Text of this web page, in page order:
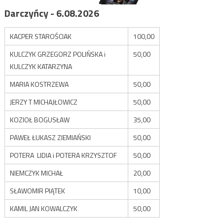
Darczyńcy - 6.08.2026
KACPER STAROŚCIAK
100,00
KULCZYK GRZEGORZ POLIŃSKA i
KULCZYK KATARZYNA
50,00
MARIA KOSTRZEWA
50,00
JERZY T MICHAJŁOWICZ
50,00
KOZIOŁ BOGUSŁAW
35,00
PAWEŁ ŁUKASZ ZIEMIAŃSKI
50,00
POTERA LIDIA i POTERA KRZYSZTOF
50,00
NIEMCZYK MICHAŁ
20,00
SŁAWOMIR PIĄTEK
10,00
KAMIL JAN KOWALCZYK
50,00